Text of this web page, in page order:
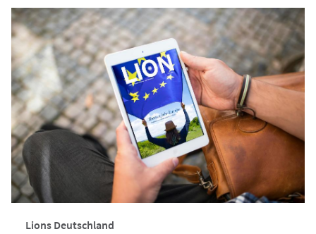
Lions Deutschland